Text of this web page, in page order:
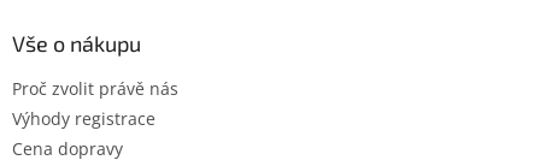
Vše o nákupu
Proč zvolit právě nás
Výhody registrace
Cena dopravy